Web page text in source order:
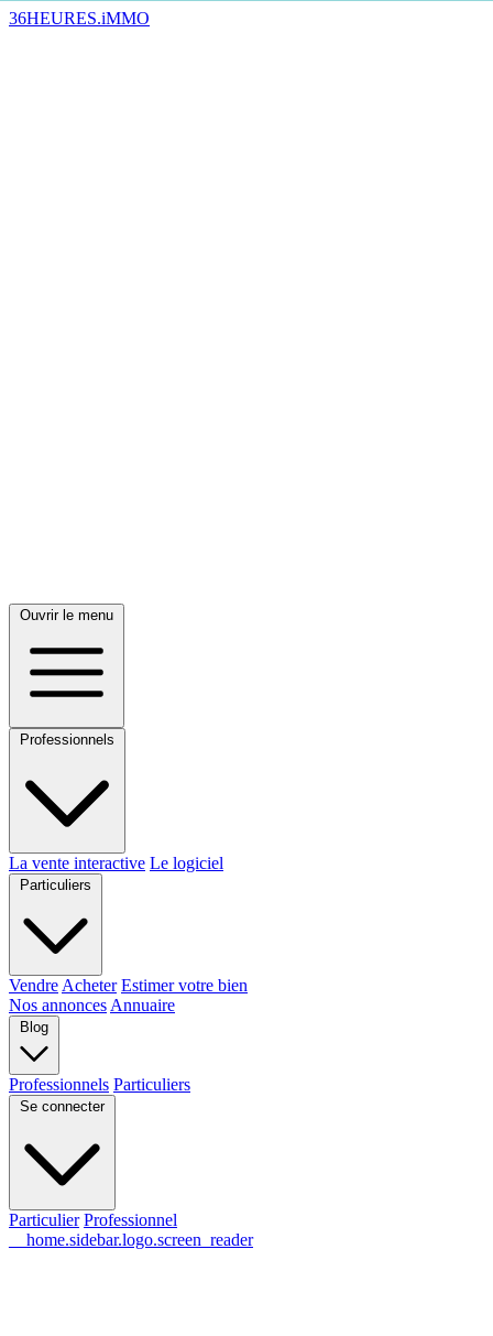
36HEURES.iMMO
Ouvrir le menu
Professionnels
La vente interactive Le logiciel
Particuliers
Vendre Acheter Estimer votre bien
Nos annonces Annuaire
Blog
Professionnels Particuliers
Se connecter
Particulier Professionnel
__home.sidebar.logo.screen_reader